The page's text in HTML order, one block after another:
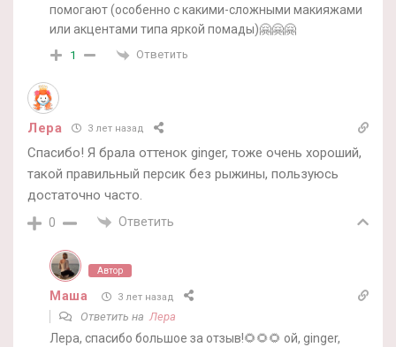
помогают (особенно с какими-сложными макияжами
или акцентами типа яркой помады)🤗🤗🤗
1 Ответить
Лера 3 лет назад
Спасибо! Я брала оттенок ginger, тоже очень хороший,
такой правильный персик без рыжины, пользуюсь
достаточно часто.
0 Ответить
Автор
Маша 3 лет назад
Ответить наЛера
Лера, спасибо большое за отзыв!🌻🌻🌻 ой, ginger,